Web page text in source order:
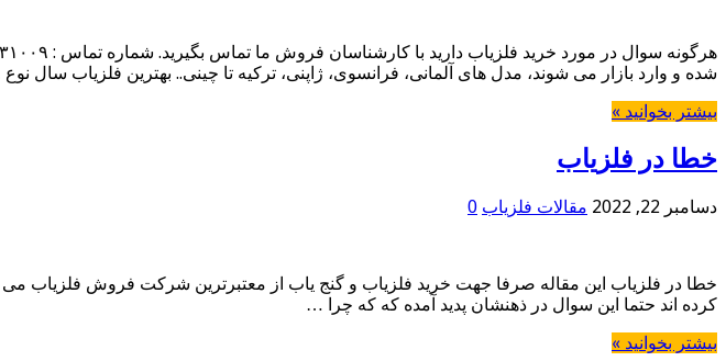
شده و وارد بازار می شوند، مدل های آلمانی، فرانسوی، ژاپنی، ترکیه تا چینی.. بهترین فلزیاب سال
بیشتر بخوانید »
خطا در فلزیاب
دسامبر 22, 2022 مقالات فلزیاب 0
خطا در فلزیاب این مقاله صرفا جهت خرید فلزیاب و گنج یاب از معتبرترین شرکت فروش فلزیاب
کرده اند حتما این سوال در ذهنشان پدید آمده که که چرا …
بیشتر بخوانید »